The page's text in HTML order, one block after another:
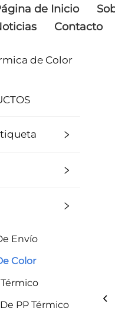
de Inicio
Contacto
de Color
Envío
Color
PP Térmico